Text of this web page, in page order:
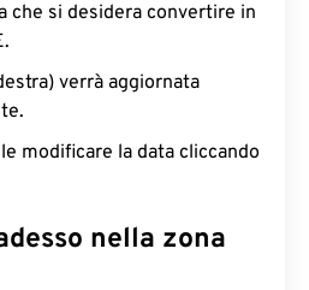
che si desidera convertire in
verrà aggiornata
modificare la data cliccando
nella zona